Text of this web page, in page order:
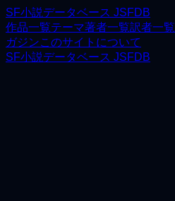
SF小説データベース JSFDB
作品一覧テーマ著者一覧訳者一覧
ガジンこのサイトについて
SF小説データベース JSFDB